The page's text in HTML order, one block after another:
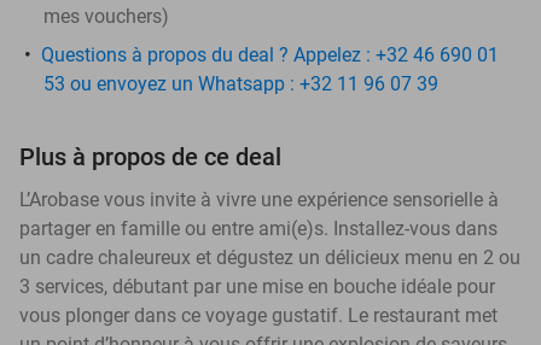
mes vouchers)
Questions à propos du deal ? Appelez : +32 46 690 01
53 ou envoyez un Whatsapp : +32 11 96 07 39
Plus à propos de ce deal
L’Arobase vous invite à vivre une expérience sensorielle à
partager en famille ou entre ami(e)s. Installez-vous dans
un cadre chaleureux et dégustez un délicieux menu en 2 ou
3 services, débutant par une mise en bouche idéale pour
vous plonger dans ce voyage gustatif. Le restaurant met